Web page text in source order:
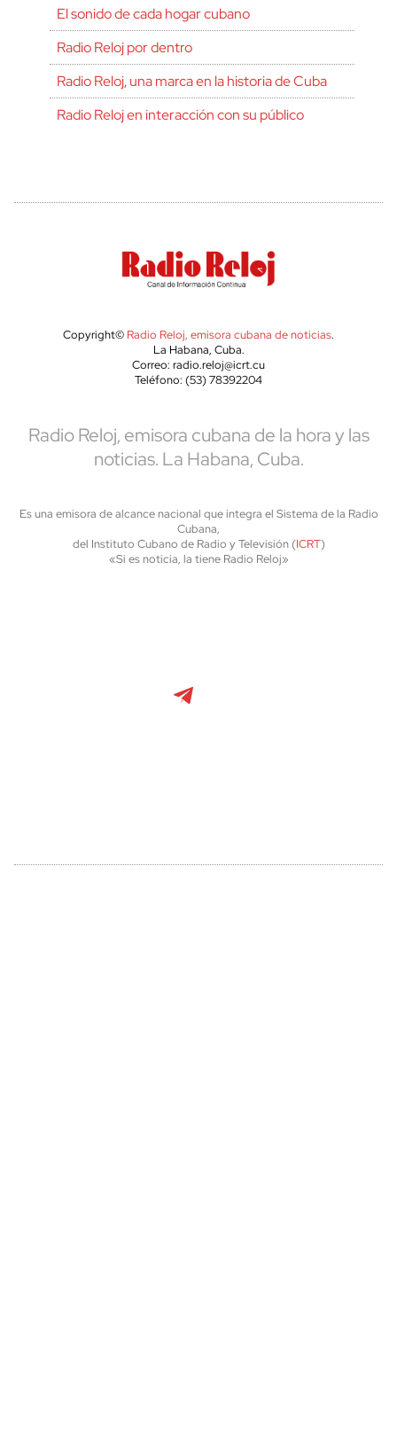
El sonido de cada hogar cubano
Radio Reloj por dentro
Radio Reloj, una marca en la historia de Cuba
Radio Reloj en interacción con su público
Copyright© Radio Reloj, emisora cubana de noticias.
La Habana, Cuba.
Correo: radio.reloj@icrt.cu
Teléfono: (53) 78392204
Radio Reloj, emisora cubana de la hora y las
noticias. La Habana, Cuba.
Es una emisora de alcance nacional que integra el Sistema de la Radio
Cubana,
del Instituto Cubano de Radio y Televisión (ICRT)
«Si es noticia, la tiene Radio Reloj»